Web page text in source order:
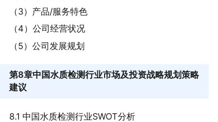
（3）产品/服务特色
（4）公司经营状况
（5）公司发展规划
第8章中国水质检测行业市场及投资战略规划策略
建议
8.1 中国水质检测行业SWOT分析